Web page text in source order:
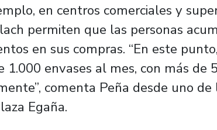
en centros comerciales y
permiten que las personas
en sus compras. “En este
1.000 envases al mes, con más de
comenta Peña desde uno
Egaña.